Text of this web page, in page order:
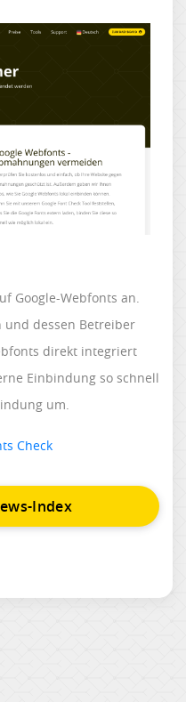
Google-Webfonts an.
und dessen Betreiber
direkt integriert
Einbindung so schnell
um.
Check
Index